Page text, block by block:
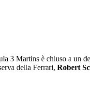
3 Martins è chiuso a un
della Ferrari, Robert